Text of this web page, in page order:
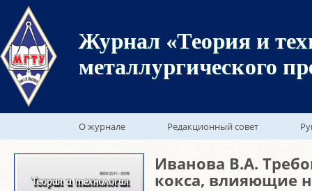
Журнал «Теория и
металлургического
О журнале Редакционный совет
Иванова В.А.
кокса, влияющие